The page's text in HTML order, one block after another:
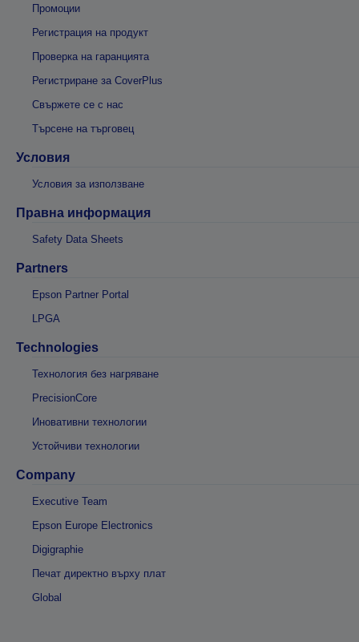
Промоции
Регистрация на продукт
Проверка на гаранцията
Регистриране за CoverPlus
Свържете се с нас
Търсене на търговец
Условия
Условия за използване
Правна информация
Safety Data Sheets
Partners
Epson Partner Portal
LPGA
Technologies
Технология без нагряване
PrecisionCore
Иновативни технологии
Устойчиви технологии
Company
Executive Team
Epson Europe Electronics
Digigraphie
Печат директно върху плат
Global